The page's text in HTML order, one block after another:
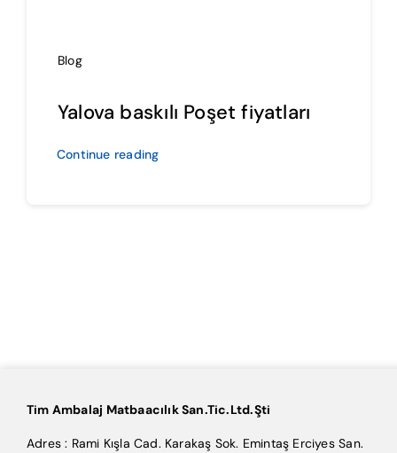
Blog
Yalova baskılı Poşet fiyatları
Continue reading
Tim Ambalaj Matbaacılık San.Tic.Ltd.Şti
Adres : Rami Kışla Cad. Karakaş Sok. Emintaş Erciyes San.